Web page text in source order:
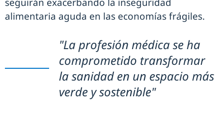
alimentaria aguda en las economías frágiles.
"La profesión médica se ha
comprometido transformar
la sanidad en un espacio más
verde y sostenible"